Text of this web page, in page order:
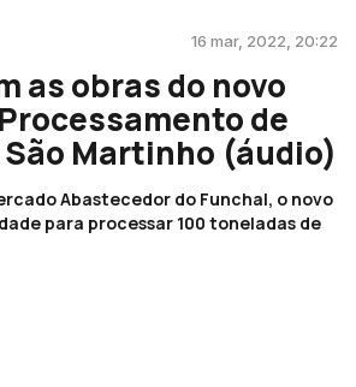
16 mar, 2022, 20:22
as obras do novo
de
São Martinho (áudio)
Abastecedor do Funchal, o novo
para processar 100 toneladas de